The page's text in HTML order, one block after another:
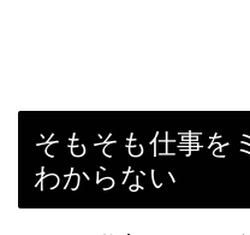
そもそも仕事を
わからない